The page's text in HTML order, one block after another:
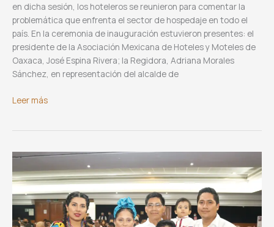
en dicha sesión, los hoteleros se reunieron para comentar la
problemática que enfrenta el sector de hospedaje en todo el
país. En la ceremonia de inauguración estuvieron presentes: el
presidente de la Asociación Mexicana de Hoteles y Moteles de
Oaxaca, José Espina Rivera; la Regidora, Adriana Morales
Sánchez, en representación del alcalde de
“II
Directivo
Asociación
Mexicana
de
Hoteles
Leer más